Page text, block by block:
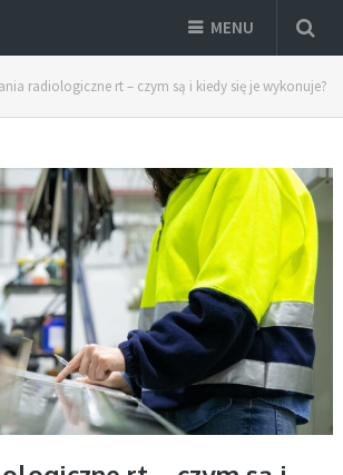
MENU
radiologiczne rt – czym są i kiedy się je wykonuje?